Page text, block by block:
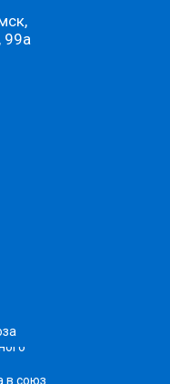
99а
в союз